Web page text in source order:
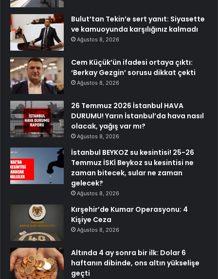
Bulut’tan Tekin’e sert yanıt: Siyasette
ve kamuoyunda karşılığınız kalmadı
Ağustos 8, 2026
Cem Küçük’ün ifadesi ortaya çıktı:
‘Berkay Gezgin’ sorusu dikkat çekti
Ağustos 8, 2026
26 Temmuz 2026 İstanbul HAVA
DURUMU! Yarın İstanbul’da hava nasıl
olacak, yağış var mı?
Ağustos 8, 2026
İstanbul BEYKOZ su kesintisi! 25-26
Temmuz İSKİ Beykoz su kesintisi ne
zaman bitecek, sular ne zaman
gelecek?
Ağustos 8, 2026
Kırşehir’de Kumar Operasyonu: 4
Kişiye Ceza
Ağustos 8, 2026
Altında 4 ay sonra bir ilk: Dolar 6
haftanın dibinde, ons altın yükselişe
geçti